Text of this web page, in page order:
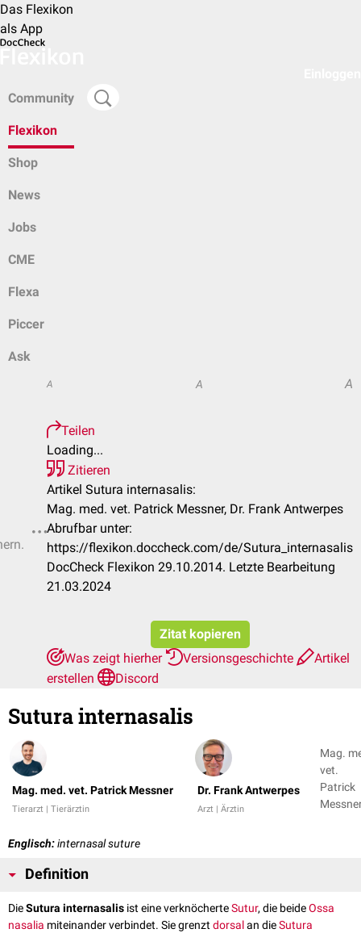
Das Flexikon
als App
Community
Flexikon
Shop
News
Jobs
CME
Flexa
Piccer
Ask
A A A
Teilen
Loading...
Zitieren
Artikel Sutura internasalis:
Mag. med. vet. Patrick Messner, Dr. Frank Antwerpes
Abrufbar unter:
https://flexikon.doccheck.com/de/Sutura_internasalis
DocCheck Flexikon 29.10.2014. Letzte Bearbeitung
21.03.2024
Zitat kopieren
Was zeigt hierher
Versionsgeschichte
Artikel
erstellen
Discord
Sutura internasalis
Mag. med. vet. Patrick Messner
Tierarzt | Tierärztin
Dr. Frank Antwerpes
Arzt | Ärztin
Mag.
vet.
Patrick
Englisch:internasal suture
Definition
DieSutura internasalis ist eine verknöcherteSutur, die beideOssa
nasalia miteinander verbindet. Sie grenztdorsalan dieSutura